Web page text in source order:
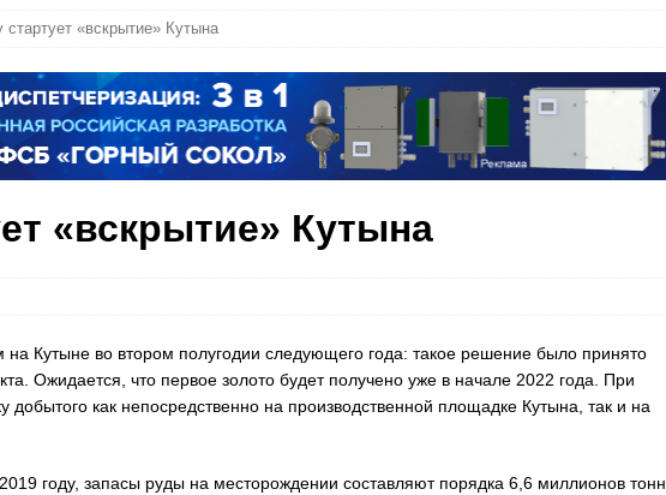
стартует «вскрытие» Кутына
«вскрытие» Кутына
Кутыне во втором полугодии следующего года: такое решение было принято
Ожидается, что первое золото будет получено уже в начале 2022 года. При
добытого как непосредственно на производственной площадке Кутына, так и на
году, запасы руды на месторождении составляют порядка 6,6 миллионов тонн.